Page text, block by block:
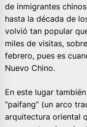
de inmigrantes
hasta la década de
volvió tan popular
miles de visitas,
febrero, pues es
Nuevo Chino.
En este lugar
“paifang” (un arco
arquitectura oriental